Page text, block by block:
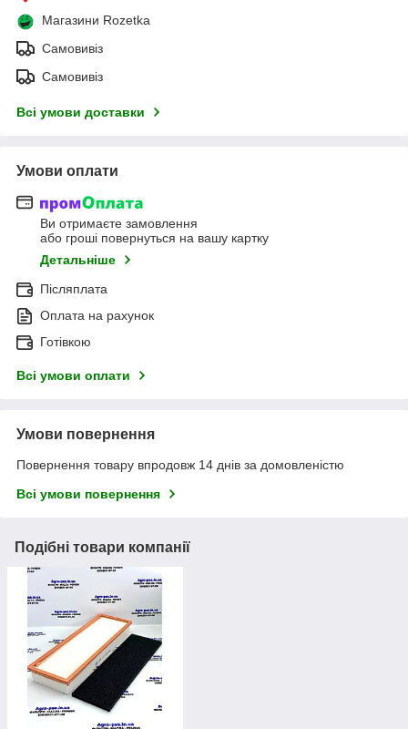
Магазини Rozetka
Самовивіз
Самовивіз
Всі умови доставки
Умови оплати
Ви отримаєте замовлення
або гроші повернуться на вашу картку
Детальніше
Післяплата
Оплата на рахунок
Готівкою
Всі умови оплати
Умови повернення
Повернення товару впродовж 14 днів за домовленістю
Всі умови повернення
Подібні товари компанії